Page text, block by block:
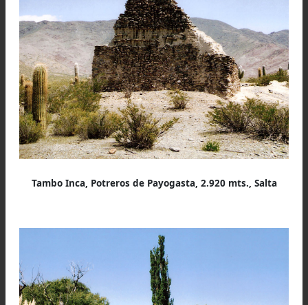
el nivel del piso circundante; 8x12 pasos son
lados, El eje mayor, visto desde una pirca
unos 200 metros desde la apacheta, sobre
ancha y suave dorsal del cerro Negro de Catte
decir mirando desde el Sur), presenta un
aprox. de 220 grados con respecto al
magnético.
Había ofrendas modernas en la parte
madera, acullicos, hojas de coca, huesos,
antigua costumbre indígena de ofrendar
objetos al dios del paso. Sospecho que si
removiera todo el material existente,
apareciendo más ofrendas, pero antiguas.